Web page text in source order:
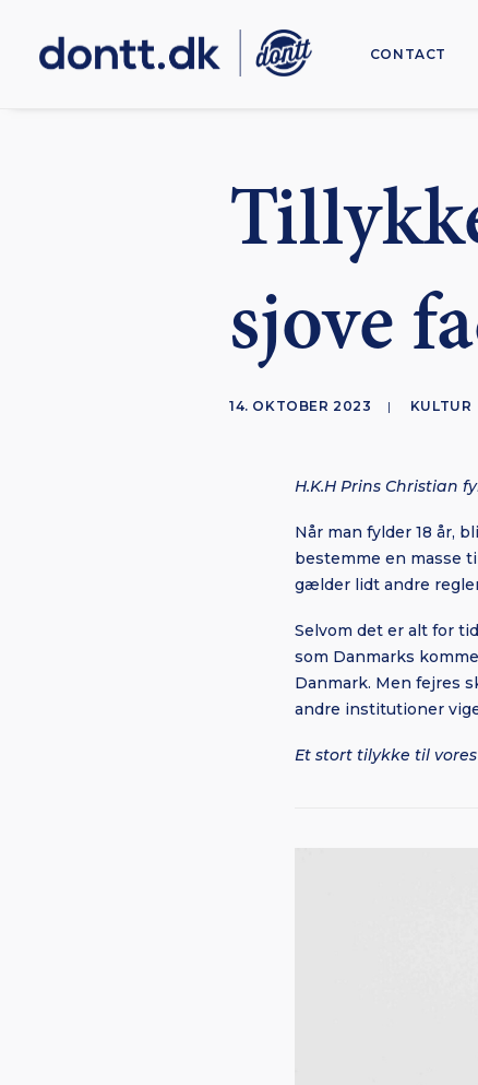
CONTACT
sjove
14. OKTOBER 2023 | KULTUR
H.K.H Prins Christian
Når man fylder 18 år,
bestemme en masse
gælder lidt andre
Selvom det er alt for
som Danmarks
Danmark. Men fejres
andre institutioner
Et stort tilykke til